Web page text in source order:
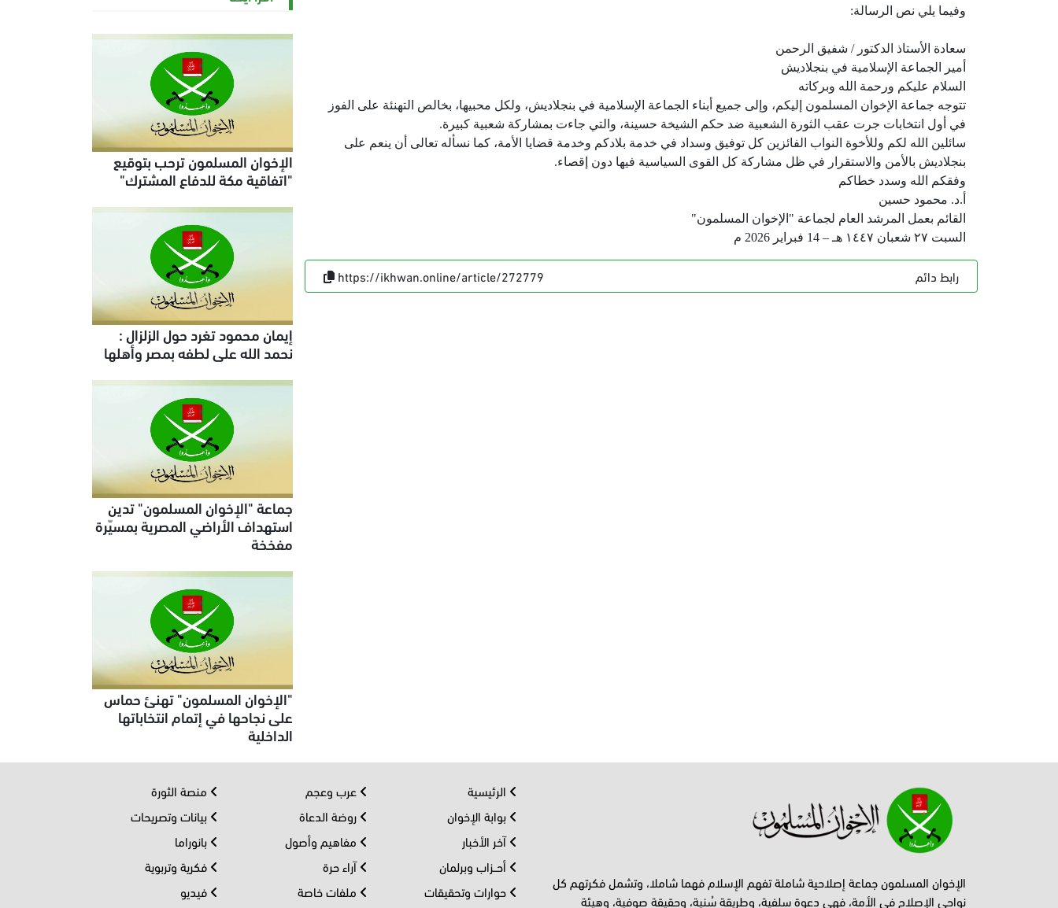
وفيما يلي نص الرسالة:
سعادة الأستاذ الدكتور / شفيق الرحمن
أمير الجماعة الإسلامية في بنجلاديش
السلام عليكم ورحمة الله وبركاته
تتوجه جماعة الإخوان المسلمون إليكم، وإلى جميع أبناء الجماعة الإسلامية في بنجلاديش، ولكل محبيها، بخالص التهنئة على الفوز
في أول انتخابات جرت عقب الثورة الشعبية ضد حكم الشيخة حسينة، والتي جاءت بمشاركة شعبية كبيرة.
سائلين الله لكم وللأخوة النواب الفائزين كل توفيق وسداد في خدمة بلادكم وخدمة قضايا الأمة، كما نسأله تعالى أن ينعم على
بنجلاديش بالأمن والاستقرار في ظل مشاركة كل القوى السياسية فيها دون إقصاء.
وفقكم الله وسدد خطاكم
أ.د. محمود حسين
القائم بعمل المرشد العام لجماعة "الإخوان المسلمون"
السبت ٢٧ شعبان ١٤٤٧ هـ – 14 فبراير 2026 م
رابط دائم https://ikhwan.online/article/272779
الإخوان المسلمون ترحب بتوقيع
"اتفاقية مكة للدفاع المشترك"
إيمان محمود تغرد حول الزلزال :
نحمد الله على لطفه بمصر وأهلها
جماعة "الإخوان المسلمون" تدين
استهداف الأراضي المصرية بمسيّرة
مفخخة
"الإخوان المسلمون" تهنئ حماس
على نجاحها في إتمام انتخاباتها
الداخلية
الإخوان المسلمون جماعة إصلاحية شاملة تفهم الإسلام فهما شاملا، وتشمل فكرتهم كل
نواحي الإصلاح في الأمة، فهي دعوة سلفية، وطريقة سُنية، وحقيقة صوفية، وهيئة
الرئيسية
بوابة الإخوان
آخر الأخبار
أحــزاب وبرلمان
حوارات وتحقيقات
عرب وعجم
روضة الدعاة
مفاهيم وأصول
آراء حرة
ملفات خاصة
منصة الثورة
بيانات وتصريحات
بانوراما
فكرية وتربوية
فيديو